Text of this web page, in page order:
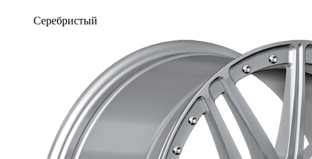
Серебристый